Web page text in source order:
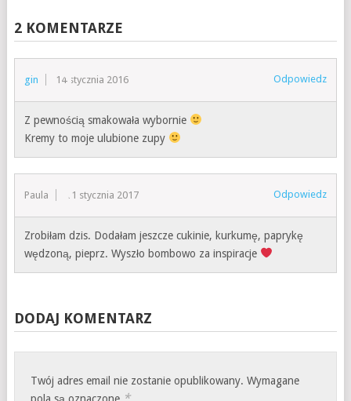
2 KOMENTARZE
gin 14 stycznia 2016 Odpowiedz
Z pewnością smakowała wybornie
Kremy to moje ulubione zupy
Paula 11 stycznia 2017 Odpowiedz
Zrobiłam dzis. Dodałam jeszcze cukinie, kurkumę, paprykę
wędzoną, pieprz. Wyszło bombowo za inspiracje
DODAJ KOMENTARZ
Twój adres email nie zostanie opublikowany. Wymagane
pola są oznaczone *